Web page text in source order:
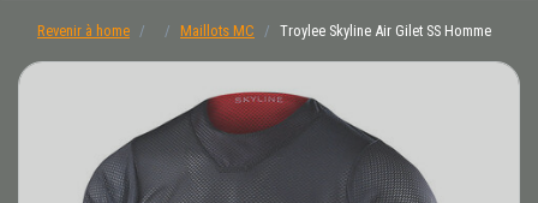
Revenir à home Maillots MC Troylee Skyline Air Gilet SS Homme